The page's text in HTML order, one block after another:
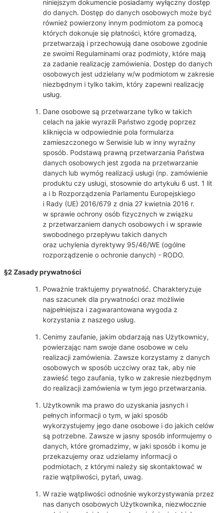
niniejszym dokumencie posiadamy wyłączny dostęp
do danych. Dostęp do danych osobowych może być
również powierzony innym podmiotom za pomocą
których dokonuje się płatności, które gromadzą,
przetwarzają i przechowują dane osobowe zgodnie
ze swoimi Regulaminami oraz podmioty, które mają
za zadanie realizację zamówienia. Dostęp do danych
osobowych jest udzielany w/w podmiotom w zakresie
niezbędnym i tylko takim, który zapewni realizację
usług.
Dane osobowe są przetwarzane tylko w takich
celach na jakie wyrazili Państwo zgodę poprzez
kliknięcia w odpowiednie pola formularza
zamieszczonego w Serwisie lub w inny wyraźny
sposób. Podstawą prawną przetwarzania Państwa
danych osobowych jest zgoda na przetwarzanie
danych lub wymóg realizacji usługi (np. zamówienie
produktu czy usługi, stosownie do artykułu 6 ust. 1 lit
a i b Rozporządzenia Parlamentu Europejskiego
i Rady (UE) 2016/679 z dnia 27 kwietnia 2016 r.
w sprawie ochrony osób fizycznych w związku
z przetwarzaniem danych osobowych i w sprawie
swobodnego przepływu takich danych
oraz uchylenia dyrektywy 95/46/WE (ogólne
rozporządzenie o ochronie danych) - RODO.
§2 Zasady prywatności
Poważnie traktujemy prywatność. Charakteryzuje
nas szacunek dla prywatności oraz możliwie
najpełniejsza i zagwarantowana wygoda z
korzystania z naszego usług.
Cenimy zaufanie, jakim obdarzają nas Użytkownicy,
powierzając nam swoje dane osobowe w celu
realizacji zamówienia. Zawsze korzystamy z danych
osobowych w sposób uczciwy oraz tak, aby nie
zawieść tego zaufania, tylko w zakresie niezbędnym
do realizacji zamówienia w tym jego przetwarzania.
Użytkownik ma prawo do uzyskania jasnych i
pełnych informacji o tym, w jaki sposób
wykorzystujemy jego dane osobowe i do jakich celów
są potrzebne. Zawsze w jasny sposób informujemy o
danych, które gromadzimy, w jaki sposób i komu je
przekazujemy oraz udzielamy informacji o
podmiotach, z którymi należy się skontaktować w
razie wątpliwości, pytań, uwag.
W razie wątpliwości odnośnie wykorzystywania przez
nas danych osobowych Użytkownika, niezwłocznie